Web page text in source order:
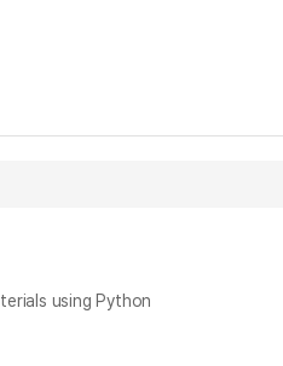
using Python